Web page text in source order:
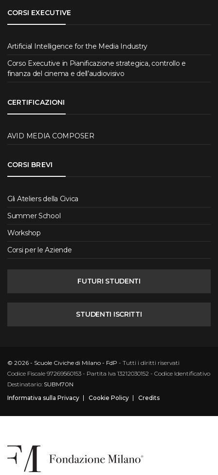
CORSI EXECUTIVE
Artificial Intelligence for the Media Industry
Corso Executive in Pianificazione strategica, controllo e
finanza del cinema e dell’audiovisivo
CERTIFICAZIONI
AVID MEDIA COMPOSER
CORSI BREVI
Gli Ateliers della Civica
Summer School
Workshop
Corsi per le Aziende
FUTURI STUDENTI
STUDENTI ISCRITTI
© 2026 - Scuole Civiche di Milano - FdP - Tutti i diritti riservati
Codice Fiscale 97269560153 - Partita Iva 13212030152 - Codice Identificativo
Destinatario: SUBM70N
Informativa sulla Privacy
Cookie Policy Credits